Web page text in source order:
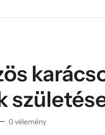
0vélemény